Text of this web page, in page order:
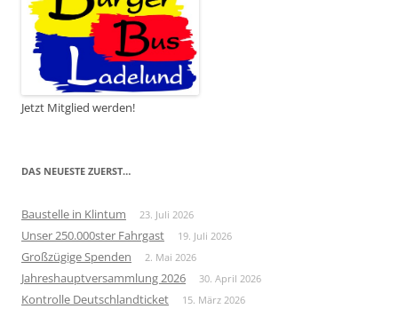
Jetzt Mitglied werden!
DAS NEUESTE ZUERST…
Baustelle in Klintum 23. Juli 2026
Unser 250.000ster Fahrgast 19. Juli 2026
Großzügige Spenden 2. Mai 2026
Jahreshauptversammlung 2026 30. April 2026
Kontrolle Deutschlandticket 15. März 2026